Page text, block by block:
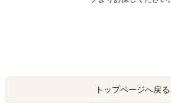
トップページへ戻る